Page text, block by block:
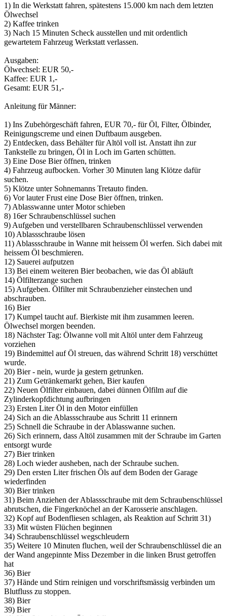
1) In die Werkstatt fahren, spätestens 15.000 km nach dem letzten
Ölwechsel
2) Kaffee trinken
3) Nach 15 Minuten Scheck ausstellen und mit ordentlich
gewartetem Fahrzeug Werkstatt verlassen.
Ausgaben:
Ölwechsel: EUR 50,-
Kaffee: EUR 1,-
Gesamt: EUR 51,-
Anleitung für Männer:
1) Ins Zubehörgeschäft fahren, EUR 70,- für Öl, Filter, Ölbinder,
Reinigungscreme und einen Duftbaum ausgeben.
2) Entdecken, dass Behälter für Altöl voll ist. Anstatt ihn zur
Tankstelle zu bringen, Öl in Loch im Garten schütten.
3) Eine Dose Bier öffnen, trinken
4) Fahrzeug aufbocken. Vorher 30 Minuten lang Klötze dafür
suchen.
5) Klötze unter Sohnemanns Tretauto finden.
6) Vor lauter Frust eine Dose Bier öffnen, trinken.
7) Ablasswanne unter Motor schieben
8) 16er Schraubenschlüssel suchen
9) Aufgeben und verstellbaren Schraubenschlüssel verwenden
10) Ablassschraube lösen
11) Ablassschraube in Wanne mit heissem Öl werfen. Sich dabei mit
heissem Öl beschmieren.
12) Sauerei aufputzen
13) Bei einem weiteren Bier beobachen, wie das Öl abläuft
14) Ölfilterzange suchen
15) Aufgeben. Ölfilter mit Schraubenzieher einstechen und
abschrauben.
16) Bier
17) Kumpel taucht auf. Bierkiste mit ihm zusammen leeren.
Ölwechsel morgen beenden.
18) Nächster Tag: Ölwanne voll mit Altöl unter dem Fahrzeug
vorziehen
19) Bindemittel auf Öl streuen, das während Schritt 18) verschüttet
wurde.
20) Bier - nein, wurde ja gestern getrunken.
21) Zum Getränkemarkt gehen, Bier kaufen
22) Neuen Ölfilter einbauen, dabei dünnen Ölfilm auf die
Zylinderkopfdichtung aufbringen
23) Ersten Liter Öl in den Motor einfüllen
24) Sich an die Ablassschraube aus Schritt 11 erinnern
25) Schnell die Schraube in der Ablasswanne suchen.
26) Sich erinnern, dass Altöl zusammen mit der Schraube im Garten
entsorgt wurde
27) Bier trinken
28) Loch wieder ausheben, nach der Schraube suchen.
29) Den ersten Liter frischen Öls auf dem Boden der Garage
wiederfinden
30) Bier trinken
31) Beim Anziehen der Ablassschraube mit dem Schraubenschlüssel
abrutschen, die Fingerknöchel an der Karosserie anschlagen.
32) Kopf auf Bodenfliesen schlagen, als Reaktion auf Schritt 31)
33) Mit wüsten Flüchen beginnen
34) Schraubenschlüssel wegschleudern
35) Weitere 10 Minuten fluchen, weil der Schraubenschlüssel die an
der Wand angepinnte Miss Dezember in die linken Brust getroffen
hat
36) Bier
37) Hände und Stirn reinigen und vorschriftsmässig verbinden um
Blutfluss zu stoppen.
38) Bier
39) Bier